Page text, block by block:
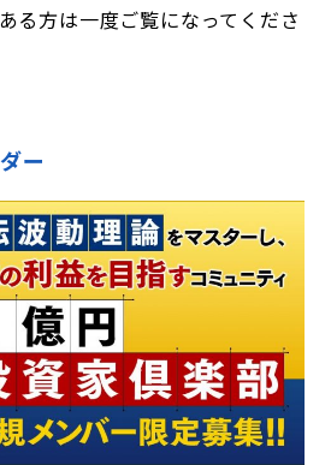
る方は一度ご覧になってくださ
ー